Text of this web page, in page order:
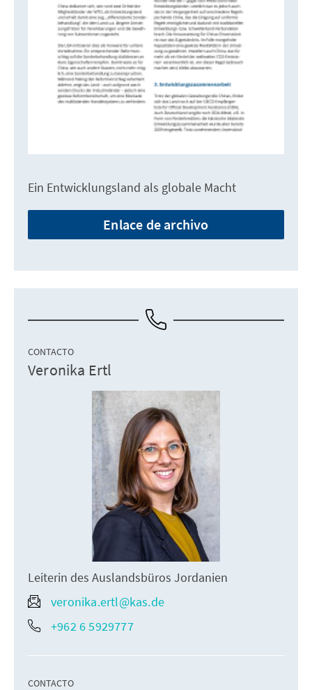
Ein Entwicklungsland als globale Macht
Enlace de archivo
CONTACTO
Veronika Ertl
Leiterin des Auslandsbüros Jordanien
veronika.ertl@kas.de
+962 6 5929777
CONTACTO